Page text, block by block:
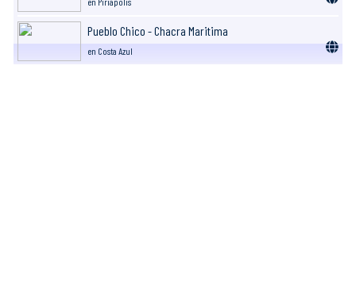
Pueblo Chico - Chacra Maritima
en Costa Azul